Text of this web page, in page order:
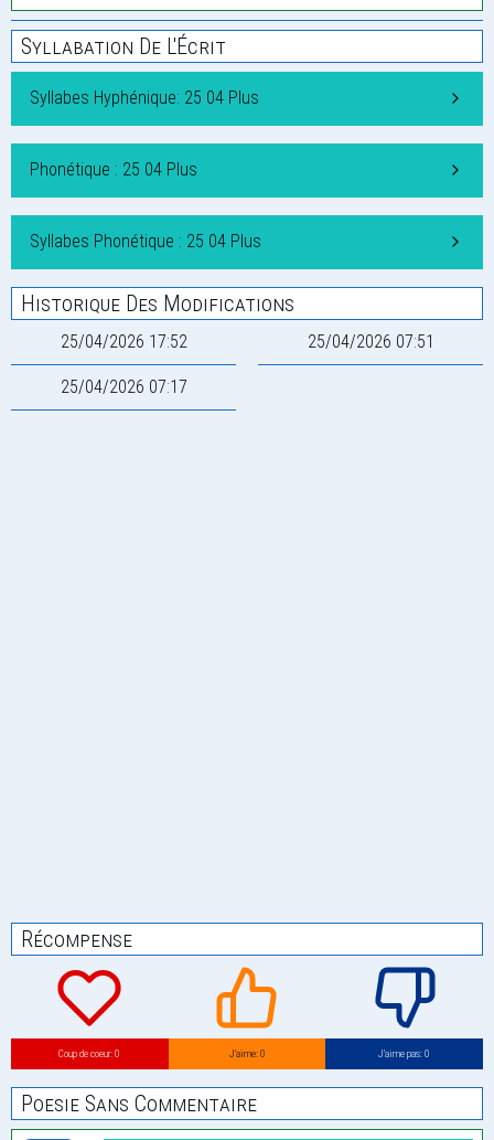
Syllabation De L'Écrit
Syllabes Hyphénique: 25 04 Plus
Phonétique : 25 04 Plus
Syllabes Phonétique : 25 04 Plus
Historique Des Modifications
25/04/2026 17:52 25/04/2026 07:51
25/04/2026 07:17
Récompense
Coup de coeur: 0 J’aime: 0 J’aime pas: 0
Poesie Sans Commentaire